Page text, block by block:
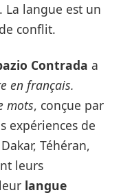
. La langue est un
conflit.
Contrada a
en français.
mots, conçue par
expériences de
Téhéran,
leurs
langue